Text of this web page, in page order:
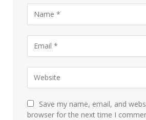
Save my name, email, and
browser for the next time I